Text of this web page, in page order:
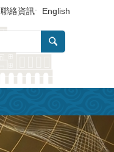
聯絡資訊 English